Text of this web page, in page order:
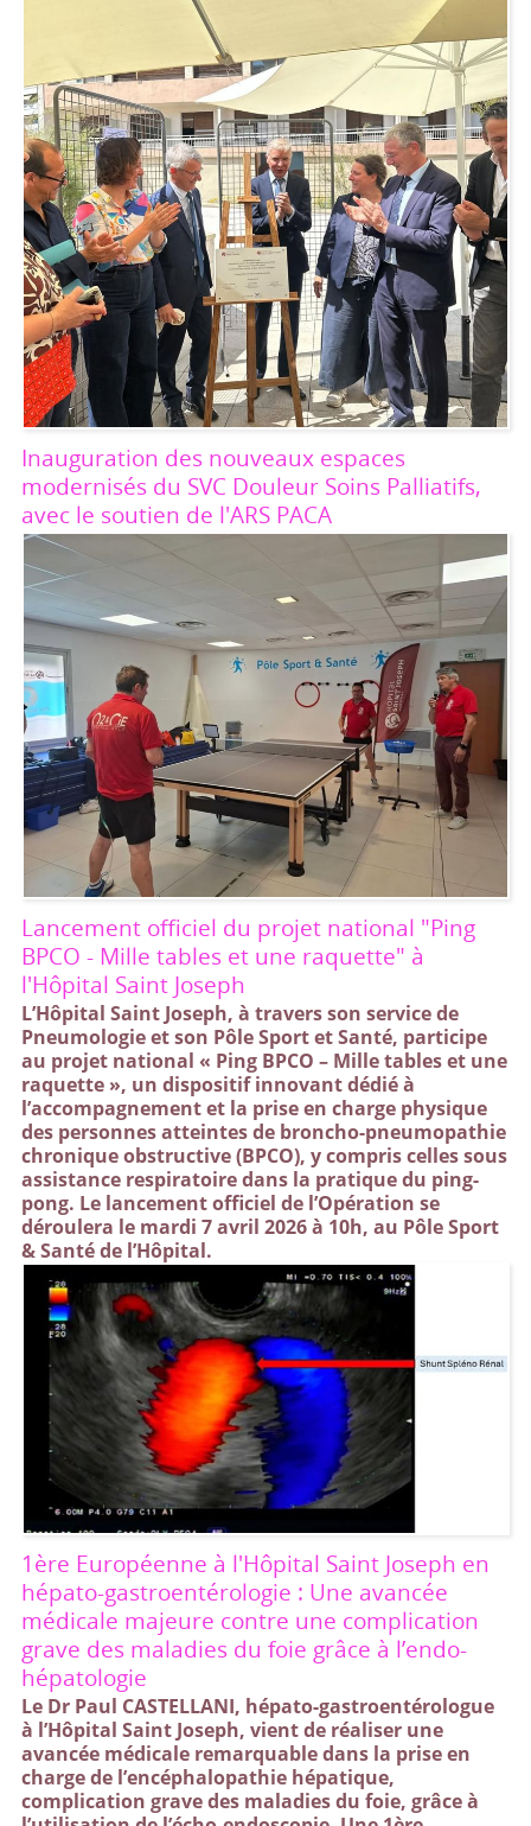
Inauguration des nouveaux espaces
modernisés du SVC Douleur Soins Palliatifs,
avec le soutien de l'ARS PACA
Lancement officiel du projet national "Ping
BPCO - Mille tables et une raquette" à
l'Hôpital Saint Joseph
L’Hôpital Saint Joseph, à travers son service de
Pneumologie et son Pôle Sport et Santé, participe
au projet national « Ping BPCO – Mille tables et une
raquette », un dispositif innovant dédié à
l’accompagnement et la prise en charge physique
des personnes atteintes de broncho-pneumopathie
chronique obstructive (BPCO), y compris celles sous
assistance respiratoire dans la pratique du ping-
pong. Le lancement officiel de l’Opération se
déroulera le mardi 7 avril 2026 à 10h, au Pôle Sport
& Santé de l’Hôpital.
1ère Européenne à l'Hôpital Saint Joseph en
hépato-gastroentérologie : Une avancée
médicale majeure contre une complication
grave des maladies du foie grâce à l’endo-
hépatologie
Le Dr Paul CASTELLANI, hépato-gastroentérologue
à l’Hôpital Saint Joseph, vient de réaliser une
avancée médicale remarquable dans la prise en
charge de l’encéphalopathie hépatique,
complication grave des maladies du foie, grâce à